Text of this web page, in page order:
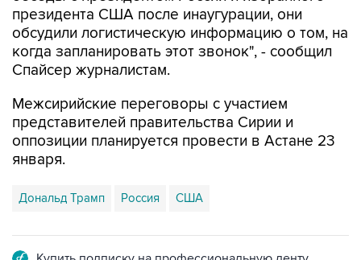
когда запланировать этот звонок", - сообщил
Спайсер журналистам.
Межсирийские переговоры с участием
оппозиции планируется провести в Астане 23
января.
Дональд Трамп
Подписаться на рассылку главных новостей сайта